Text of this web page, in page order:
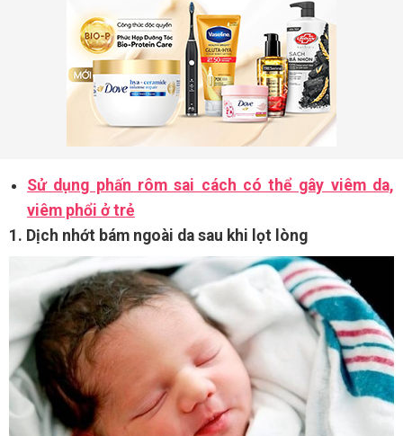
Sử dụng phấn rôm sai cách có thể gây viêm da,
viêm phổi ở trẻ
1. Dịch nhớt bám ngoài da sau khi lọt lòng